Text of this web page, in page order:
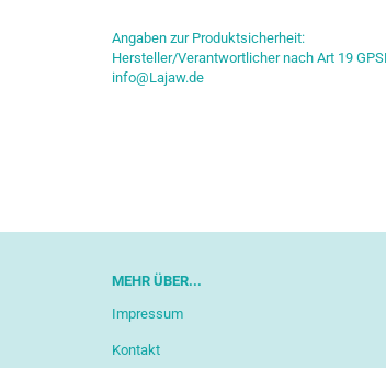
Angaben zur Produktsicherheit:
Hersteller/Verantwortlicher nach Art 19
info@Lajaw.de
MEHR ÜBER...
Impressum
Kontakt